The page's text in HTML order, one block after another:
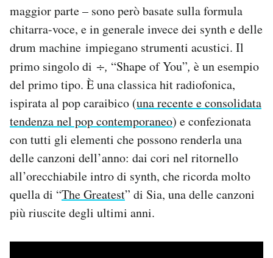
maggior parte – sono però basate sulla formula
chitarra-voce, e in generale invece dei synth e delle
drum machine impiegano strumenti acustici. Il
primo singolo di ÷, “Shape of You”, è un esempio
del primo tipo. È una classica hit radiofonica,
ispirata al pop caraibico (una recente e consolidata
tendenza nel pop contemporaneo) e confezionata
con tutti gli elementi che possono renderla una
delle canzoni dell’anno: dai cori nel ritornello
all’orecchiabile intro di synth, che ricorda molto
quella di “The Greatest” di Sia, una delle canzoni
più riuscite degli ultimi anni.